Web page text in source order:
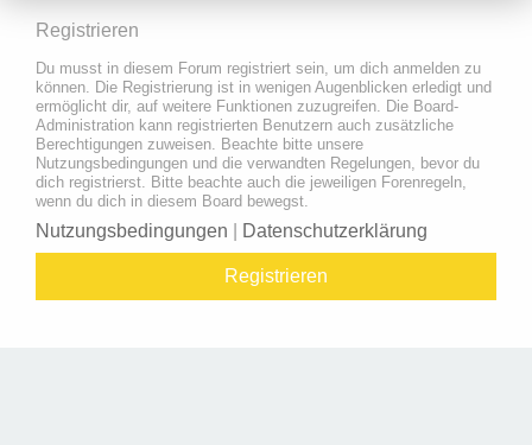
Registrieren
Du musst in diesem Forum registriert sein, um dich anmelden zu
können. Die Registrierung ist in wenigen Augenblicken erledigt und
ermöglicht dir, auf weitere Funktionen zuzugreifen. Die Board-
Administration kann registrierten Benutzern auch zusätzliche
Berechtigungen zuweisen. Beachte bitte unsere
Nutzungsbedingungen und die verwandten Regelungen, bevor du
dich registrierst. Bitte beachte auch die jeweiligen Forenregeln,
wenn du dich in diesem Board bewegst.
Nutzungsbedingungen Datenschutzerklärung
Registrieren